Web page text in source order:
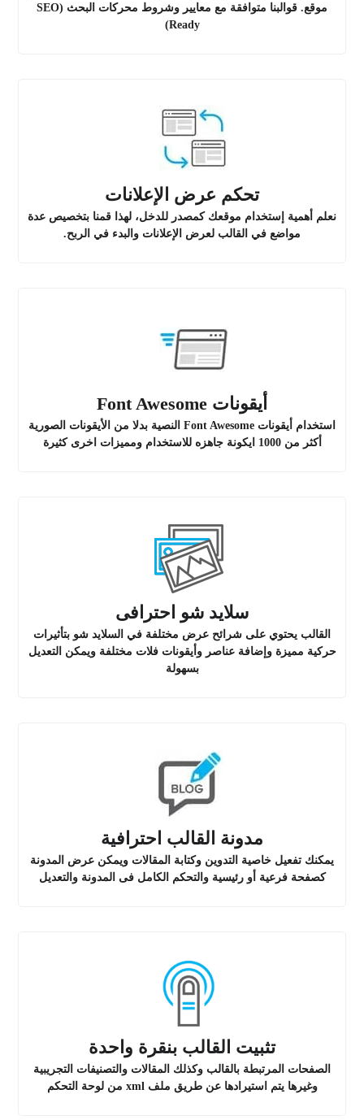
موقع. قوالبنا متوافقة مع معايير وشروط محركات البحث (SEO
Ready)
تحكم عرض الإعلانات
نعلم أهمية إستخدام موقعك كمصدر للدخل، لهذا قمنا بتخصيص عدة
مواضع في القالب لعرض الإعلانات والبدء في الربح.
أيقونات Font Awesome
استخدام أيقونات Font Awesome النصية بدلا من الأيقونات الصورية
أكثر من 1000 ايكونة جاهزه للاستخدام ومميزات اخرى كثيرة
سلايد شو احترافى
القالب يحتوي على شرائح عرض مختلفة في السلايد شو بتأثيرات
حركية مميزة وإضافة عناصر وأيقونات فلات مختلفة ويمكن التعديل
بسهولة
مدونة القالب احترافية
يمكنك تفعيل خاصية التدوين وكتابة المقالات ويمكن عرض المدونة
كصفحة فرعية أو رئيسية والتحكم الكامل فى المدونة والتعديل
تثبيت القالب بنقرة واحدة
الصفحات المرتبطة بالقالب وكذلك المقالات والتصنيفات التجريبية
وغيرها يتم استيرادها عن طريق ملف xml من لوحة التحكم